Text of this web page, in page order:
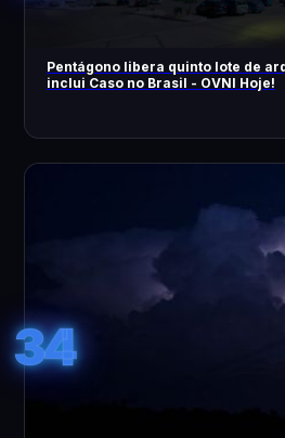
Pentágono libera quinto lote de
inclui Caso no Brasil - OVNI Hoje!
34